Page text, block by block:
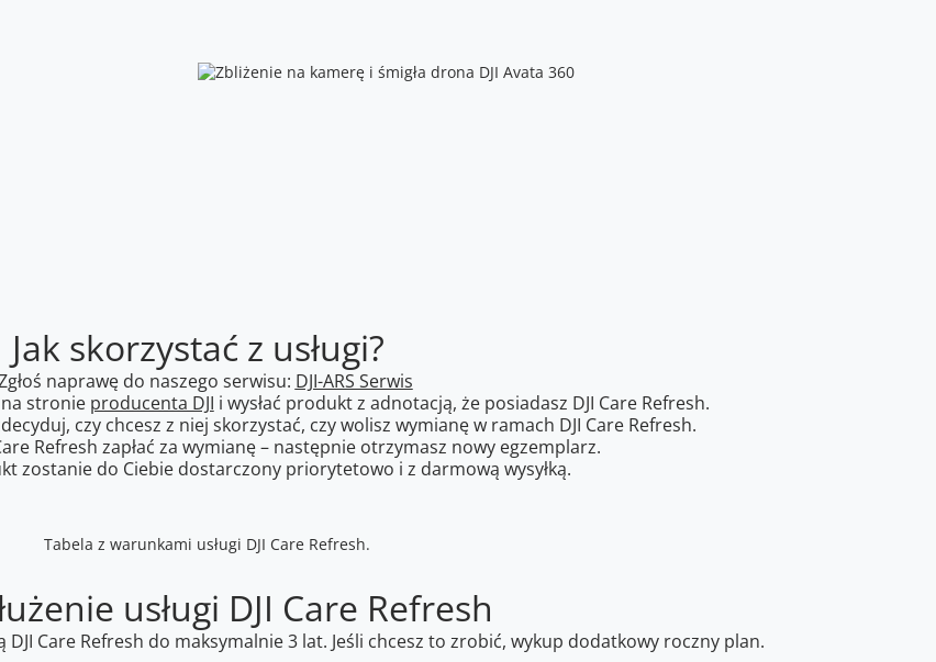
Jak skorzystać z usługi?
naprawę do naszego serwisu: DJI-ARS Serwis
stronie producenta DJI i wysłać produkt z adnotacją, że posiadasz DJI Care Refresh.
czy chcesz z niej skorzystać, czy wolisz wymianę w ramach DJI Care Refresh.
Refresh zapłać za wymianę – następnie otrzymasz nowy egzemplarz.
zostanie do Ciebie dostarczony priorytetowo i z darmową wysyłką.
usługi DJI Care Refresh
Care Refresh do maksymalnie 3 lat. Jeśli chcesz to zrobić, wykup dodatkowy roczny plan.